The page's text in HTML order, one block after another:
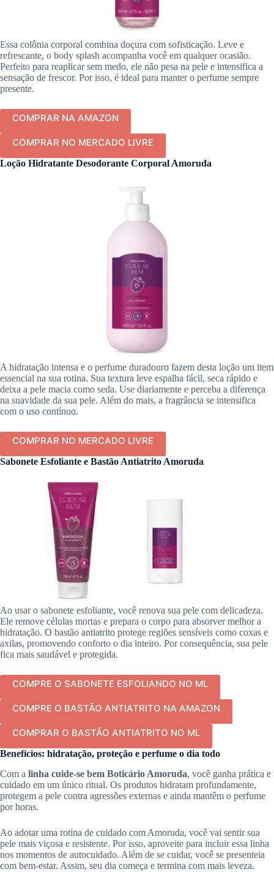
Essa colônia corporal combina doçura com sofisticação. Leve e
refrescante, o body splash acompanha você em qualquer ocasião.
Perfeito para reaplicar sem medo, ele não pesa na pele e intensifica a
sensação de frescor. Por isso, é ideal para manter o perfume sempre
presente.
COMPRAR NA AMAZON
COMPRAR NO MERCADO LIVRE
Loção Hidratante Desodorante Corporal Amoruda
A hidratação intensa e o perfume duradouro fazem desta loção um item
essencial na sua rotina. Sua textura leve espalha fácil, seca rápido e
deixa a pele macia como seda. Use diariamente e perceba a diferença
na suavidade da sua pele. Além do mais, a fragrância se intensifica
com o uso contínuo.
COMPRAR NO MERCADO LIVRE
Sabonete Esfoliante e Bastão Antiatrito Amoruda
Ao usar o sabonete esfoliante, você renova sua pele com delicadeza.
Ele remove células mortas e prepara o corpo para absorver melhor a
hidratação. O bastão antiatrito protege regiões sensíveis como coxas e
axilas, promovendo conforto o dia inteiro. Por consequência, sua pele
fica mais saudável e protegida.
COMPRE O SABONETE ESFOLIANDO NO ML
COMPRE O BASTÃO ANTIATRITO NA AMAZON
COMPRAR O BASTÃO ANTIATRITO NO ML
Benefícios: hidratação, proteção e perfume o dia todo
Com a linha cuide-se bem Boticário Amoruda, você ganha prática e
cuidado em um único ritual. Os produtos hidratam profundamente,
protegem a pele contra agressões externas e ainda mantêm o perfume
por horas.
Ao adotar uma rotina de cuidado com Amoruda, você vai sentir sua
pele mais viçosa e resistente. Por isso, aproveite para incluir essa linha
nos momentos de autocuidado. Além de se cuidar, você se presenteia
com bem-estar. Assim, seu dia começa e termina com mais leveza.